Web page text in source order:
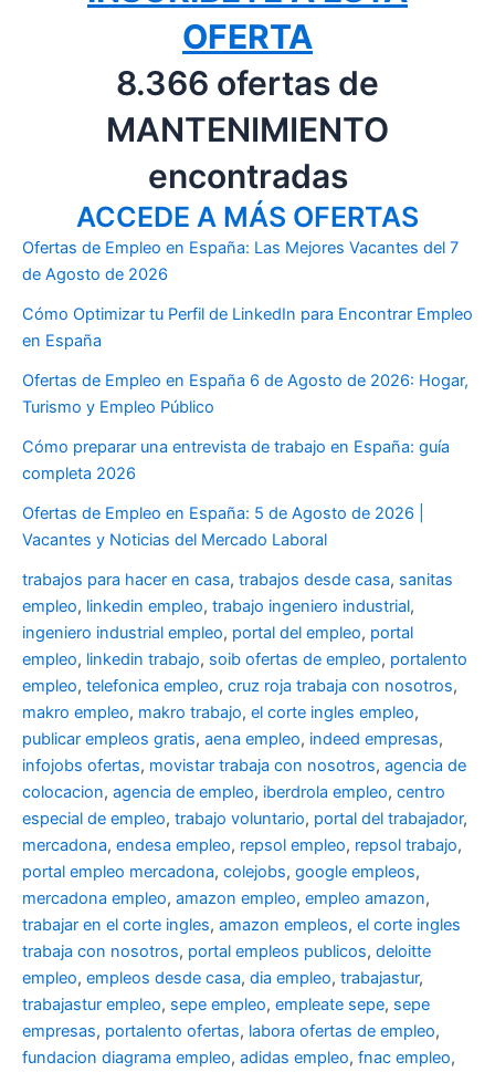
OFERTA
8.366 ofertas de
MANTENIMIENTO
encontradas
ACCEDE A MÁS OFERTAS
Ofertas de Empleo en España: Las Mejores Vacantes del 7
de Agosto de 2026
Cómo Optimizar tu Perfil de LinkedIn para Encontrar Empleo
en España
Ofertas de Empleo en España 6 de Agosto de 2026: Hogar,
Turismo y Empleo Público
Cómo preparar una entrevista de trabajo en España: guía
completa 2026
Ofertas de Empleo en España: 5 de Agosto de 2026 |
Vacantes y Noticias del Mercado Laboral
trabajos para hacer en casa, trabajos desde casa, sanitas
empleo, linkedin empleo, trabajo ingeniero industrial,
ingeniero industrial empleo, portal del empleo, portal
empleo, linkedin trabajo, soib ofertas de empleo, portalento
empleo, telefonica empleo, cruz roja trabaja con nosotros,
makro empleo, makro trabajo, el corte ingles empleo,
publicar empleos gratis, aena empleo, indeed empresas,
infojobs ofertas, movistar trabaja con nosotros, agencia de
colocacion, agencia de empleo, iberdrola empleo, centro
especial de empleo, trabajo voluntario, portal del trabajador,
mercadona, endesa empleo, repsol empleo, repsol trabajo,
portal empleo mercadona, colejobs, google empleos,
mercadona empleo, amazon empleo, empleo amazon,
trabajar en el corte ingles, amazon empleos, el corte ingles
trabaja con nosotros, portal empleos publicos, deloitte
empleo, empleos desde casa, dia empleo, trabajastur,
trabajastur empleo, sepe empleo, empleate sepe, sepe
empresas, portalento ofertas, labora ofertas de empleo,
fundacion diagrama empleo, adidas empleo, fnac empleo,